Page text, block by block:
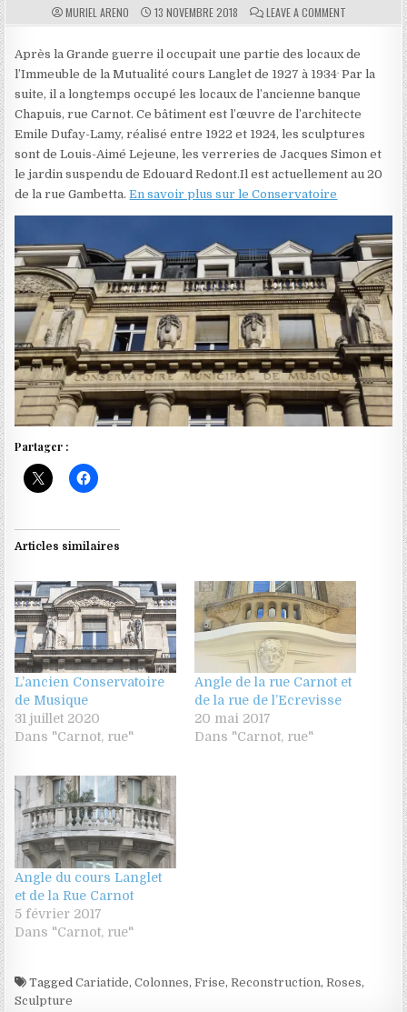
AUTHOR:
MURIEL ARENO PUBLISHED DATE:
13 NOVEMBRE 2018 COMMENTS:
LEAVE A COMMENT ON
Après la Grande guerre il occupait une partie des locaux de
l’Immeuble de la Mutualité cours Langlet de 1927 à 1934. Par la
suite, il a longtemps occupé les locaux de l’ancienne banque
Chapuis, rue Carnot. Ce bâtiment est l’œuvre de l’architecte
Emile Dufay-Lamy, réalisé entre 1922 et 1924, les sculptures
sont de Louis-Aimé Lejeune, les verreries de Jacques Simon et
le jardin suspendu de Edouard Redont.Il est actuellement au 20
de la rue Gambetta.En savoir plus sur le Conservatoire
Partager :
Articles similaires
L’ancien Conservatoire
de Musique
31 juillet 2020
Dans "Carnot, rue"
Angle de la rue Carnot et
de la rue de l’Ecrevisse
20 mai 2017
Dans "Carnot, rue"
Angle du cours Langlet
et de la Rue Carnot
5 février 2017
Dans "Carnot, rue"
TaggedCariatide,Colonnes,Frise,Reconstruction,Roses,
Sculpture